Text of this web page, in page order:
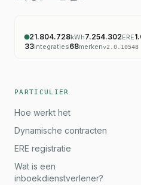
21.804.728kWh7.254.302ERE
33integraties68merkenv2.0.10548
PARTICULIER
Hoe werkt het
Dynamische contracten
ERE registratie
Wat is een
inboekdienstverlener?